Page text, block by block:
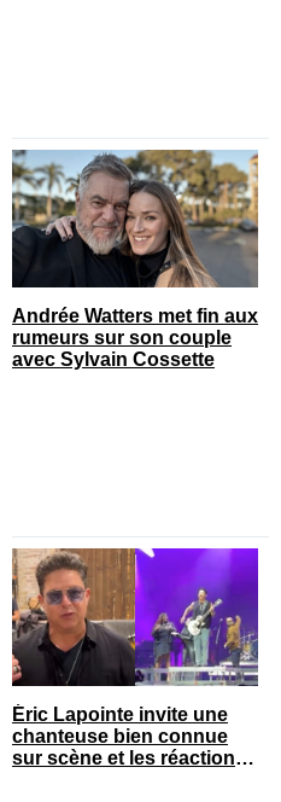
Andrée Watters met fin aux
rumeurs sur son couple
avec Sylvain Cossette
Éric Lapointe invite une
chanteuse bien connue
sur scène et les réactions